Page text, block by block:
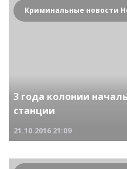
3 года колонии
станции
21.10.2016 21:09